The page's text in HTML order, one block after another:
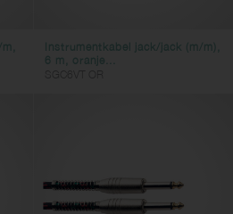
Instrumentkabel jack/jack (m/m),
6 m, oranje...